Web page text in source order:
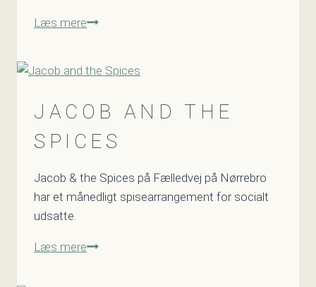
Læs mereCopenhagen
JACOB AND THE
SPICES
Jacob & the Spices på Fælledvej på Nørrebro
har et månedligt spisearrangement for socialt
udsatte.
Læs mereJacob